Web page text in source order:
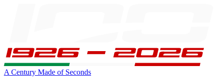
A Century Made of Seconds